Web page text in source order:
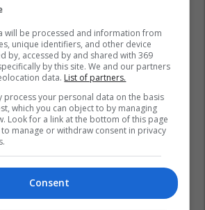
will be processed and information from
unique identifiers, and other device
by, accessed by and shared with 369
by this site. We and our partners
data. List of partners.
process your personal data on the basis
which you can object to by managing
Look for a link at the bottom of this page
manage or withdraw consent in privacy
Consent